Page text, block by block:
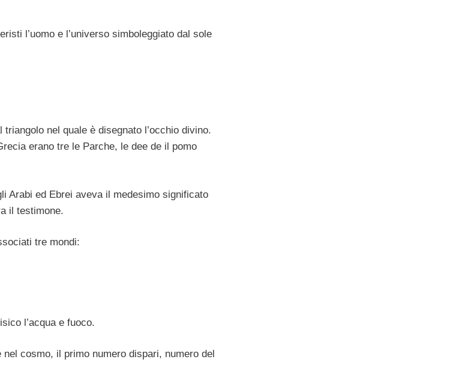
l’uomo e l’universo simboleggiato dal sole
nel quale è disegnato l’occhio divino.
erano tre le Parche, le dee de il pomo
Arabi ed Ebrei aveva il medesimo significato
il testimone.
tre mondi:
l’acqua e fuoco.
cosmo, il primo numero dispari, numero del